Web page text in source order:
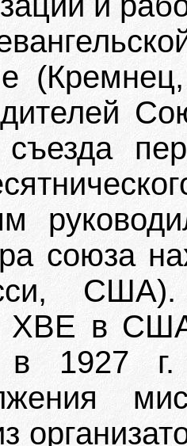
съезда
союза
США).
ХВЕ в
в 1927